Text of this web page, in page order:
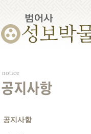
notice
공지사항
공지사항